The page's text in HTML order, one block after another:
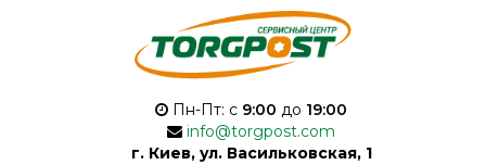
Пн-Пт: с 9:00 до 19:00
info@torgpost.com
г. Киев, ул. Васильковская, 1